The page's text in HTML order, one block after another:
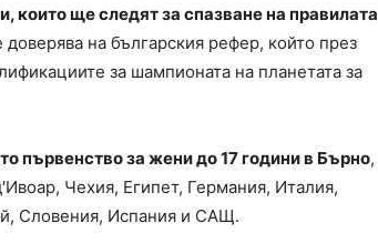
ще следят за спазване на правилата
на българския рефер, който през
за шампионата на планетата за
първенство за жени до 17 години в Бърно,
Чехия, Египет, Германия, Италия,
Словения, Испания и САЩ.